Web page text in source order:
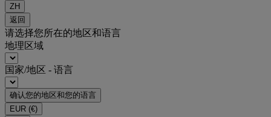
ZH
返回
请选择您所在的地区和语言
地理区域
国家/地区 - 语言
确认您的地区和您的语言
EUR (€)